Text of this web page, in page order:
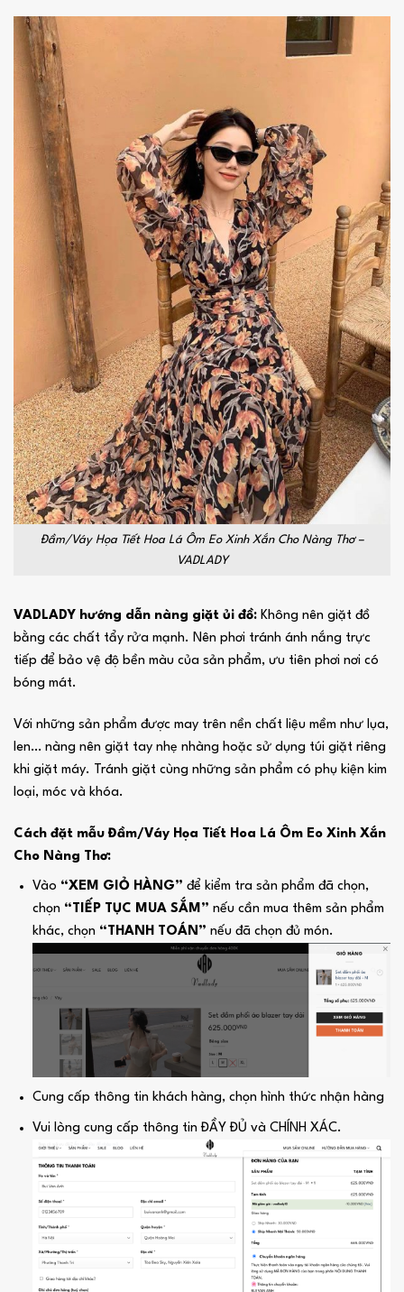
Đầm/Váy Họa Tiết Hoa Lá Ôm Eo Xinh Xắn Cho Nàng Thơ –
VADLADY
VADLADY hướng dẫn nàng giặt ủi đồ:Không nên giặt đồ
bằng các chất tẩy rửa mạnh. Nên phơi tránh ánh nắng trực
tiếp để bảo vệ độ bền màu của sản phẩm, ưu tiên phơi nơi có
bóng mát.
Với những sản phẩm được may trên nền chất liệu mềm như lụa,
len… nàng nên giặt tay nhẹ nhàng hoặc sử dụng túi giặt riêng
khi giặt máy. Tránh giặt cùng những sản phẩm có phụ kiện kim
loại, móc và khóa.
Cách đặt mẫu Đầm/Váy Họa Tiết Hoa Lá Ôm Eo Xinh Xắn
Cho Nàng Thơ:
Vào “XEM GIỎ HÀNG” để kiểm tra sản phẩm đã chọn,
chọn “TIẾP TỤC MUA SẮM” nếu cần mua thêm sản phẩm
khác, chọn “THANH TOÁN” nếu đã chọn đủ món.
Cung cấp thông tin khách hàng, chọn hình thức nhận hàng
Vui lòng cung cấp thông tin ĐẦY ĐỦ và CHÍNH XÁC.